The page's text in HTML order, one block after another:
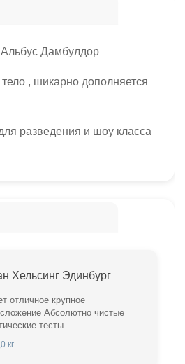
Дамбулдор
, шикарно дополняется
разведения и шоу класса
Хельсинг Эдинбург
отличное крупное
Абсолютно чистые
тесты
кг